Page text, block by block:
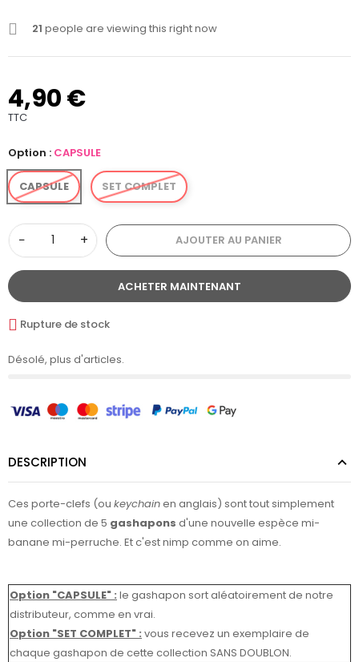
21 people are viewing this right now
4,90 €
TTC
Option : CAPSULE
CAPSULE SET COMPLET
− + AJOUTER AU PANIER
ACHETER MAINTENANT
Rupture de stock
Désolé, plus d'articles.
DESCRIPTION
Ces porte-clefs (ou keychainen anglais) sont tout simplement
une collection de 5 gashapons d'une nouvelle espèce mi-
banane mi-perruche. Et c'est nimp comme on aime.
Option "CAPSULE" : le gashapon sort aléatoirement de notre
distributeur, comme en vrai.
Option "SET COMPLET" : vous recevez un exemplaire de
chaque gashapon de cette collection SANS DOUBLON.